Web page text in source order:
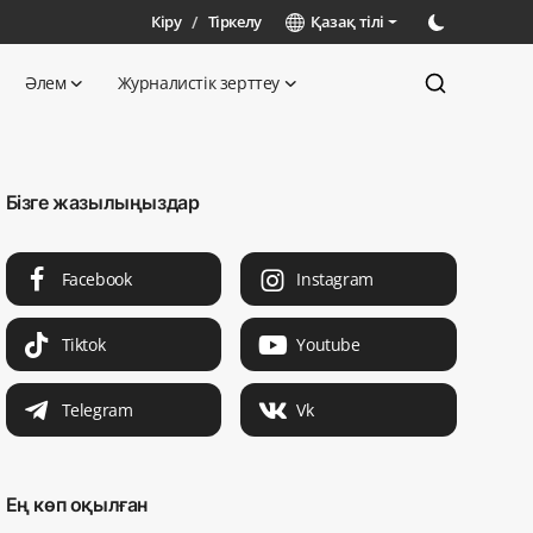
Кіру / Тіркелу Қазақ тілі
Әлем Журналистік зерттеу
Бізге жазылыңыздар
Facebook Instagram
Tiktok Youtube
Telegram Vk
Ең көп оқылған